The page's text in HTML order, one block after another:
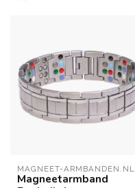
MAGNEET-ARMBANDEN.NL
Magneetarmband